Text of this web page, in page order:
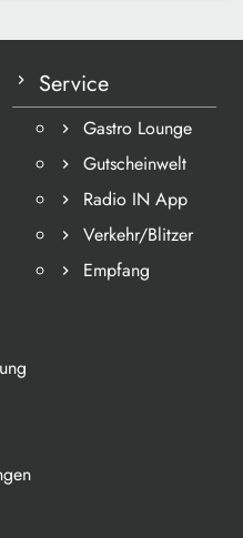
Service
Gastro Lounge
Gutscheinwelt
Radio IN App
Verkehr/Blitzer
Empfang